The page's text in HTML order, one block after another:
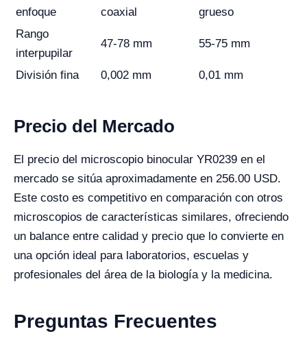
enfoque
coaxial
grueso
Rango
interpupilar
47-78 mm 55-75 mm
División fina 0,002 mm 0,01 mm
Precio del Mercado
El precio del microscopio binocular YR0239 en el
mercado se sitúa aproximadamente en 256.00 USD.
Este costo es competitivo en comparación con otros
microscopios de características similares, ofreciendo
un balance entre calidad y precio que lo convierte en
una opción ideal para laboratorios, escuelas y
profesionales del área de la biología y la medicina.
Preguntas Frecuentes